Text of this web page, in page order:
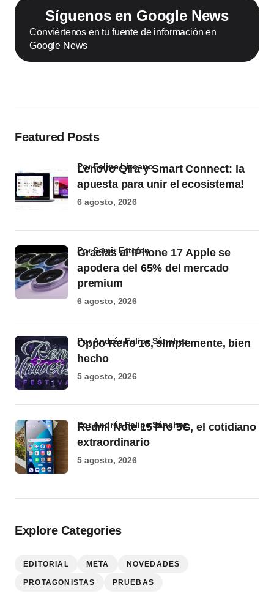
Síguenos en Google News
Conviértenos en tu fuente de información en
Google News
Featured Posts
Lenovo Qira y Smart Connect: la
apuesta para unir el ecosistema!
por Felipe Lizcano
6 agosto, 2026
Gracias al iPhone 17 Apple se
apodera del 65% del mercado
premium
por Samir Estefan
6 agosto, 2026
Oppo Reno 16, simplemente, bien
hecho
por Andrés Felipe Sánchez
5 agosto, 2026
Redmi Note 15 Pro 5G, el cotidiano
extraordinario
por Andrés Felipe Sánchez
5 agosto, 2026
Explore Categories
EDITORIAL META NOVEDADES
PROTAGONISTAS PRUEBAS